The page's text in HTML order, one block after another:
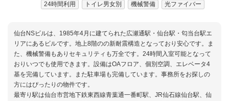
24時間利用
トイレ男女別 機械警備 光ファイバー
仙台NSビルは、1985年4月に建てられた広瀬通駅・仙台駅・匂当台駅エ
リアにあるビルです。地上8階のの新耐震構造となっており安心です。ま
た、機械警備もありセキュリティも万全です。24時間入室可能となって
おりいつでも使用できます。設備はOAフロア、個別空調、エレベータ4
基を完備しています。また駐車場も完備しています。事務所をお探しの
方にはぴったりの物件です。
最寄り駅は仙台市営地下鉄東西線青葉通一番町駅、JR仙石線仙台駅、仙